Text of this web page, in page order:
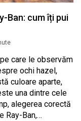
Ban: cum îți pui
care le observăm
ochi hazel,
culoare aparte,
una dintre cele
alegerea corectă
Ray-Ban,…